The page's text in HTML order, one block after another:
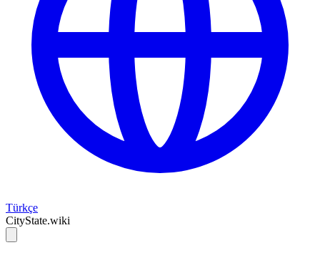
Türkçe
CityState.wiki